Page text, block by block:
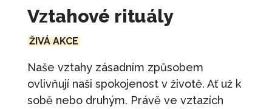
Vztahové rituály
ŽIVÁ AKCE
Naše vztahy zásadním způsobem
ovlivňují naši spokojenost v životě. Ať už k
sobě nebo druhým. Právě ve vztazích
Ranní meditace
1 100
Kč + PŘIDAT
Sebehodnota jako osobní značka